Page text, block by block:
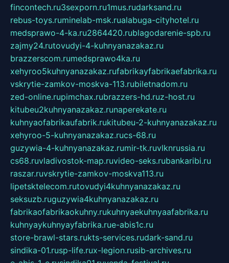
fincontech.ru3sexporn.ru1mus.rudarksand.ru
rebus-toys.ruminelab-msk.rualabuga-cityhotel.ru
medsprawo-4-ka.ru2864420.rublagodarenie-spb.ru
zajmy24.rutovudyi-4-kuhnyanazakaz.ru
brazzerscom.rumedsprawo4ka.ru
xehyroo5kuhnyanazakaz.rufabrikayfabrikaefabrika.ru
vskrytie-zamkov-moskva-113.rubiletnadom.ru
zed-online.rupimchax.rubrazzers-hd.ruz-host.ru
kitubeu2kuhnyanazakaz.runaperekate.ru
kuhnyaofabrikaufabrik.rukitubeu-2-kuhnyanazakaz.ru
xehyroo-5-kuhnyanazakaz.rucs-68.ru
guzywia-4-kuhnyanazakaz.rumir-tk.ruvlknrussia.ru
cs68.ruvladivostok-map.ruvideo-seks.rubankaribi.ru
raszar.ruvskrytie-zamkov-moskva113.ru
lipetsktelecom.rutovudyi4kuhnyanazakaz.ru
seksuzb.ruguzywia4kuhnyanazakaz.ru
fabrikaofabrikaokuhny.rukuhnyaekuhnyaafabrika.ru
kuhnyaykuhnyayfabrika.rue-abis1c.ru
store-brawl-stars.rukts-services.rudark-sand.ru
sindika-01.rusp-life.rux-legion.rusib-archives.ru